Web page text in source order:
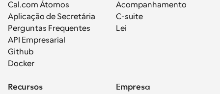
Cal.com Átomos
Aplicação de Secretária
Perguntas Frequentes
API Empresarial
Github
Docker
Acompanhamento
C-suite
Lei
Recursos
Empresa